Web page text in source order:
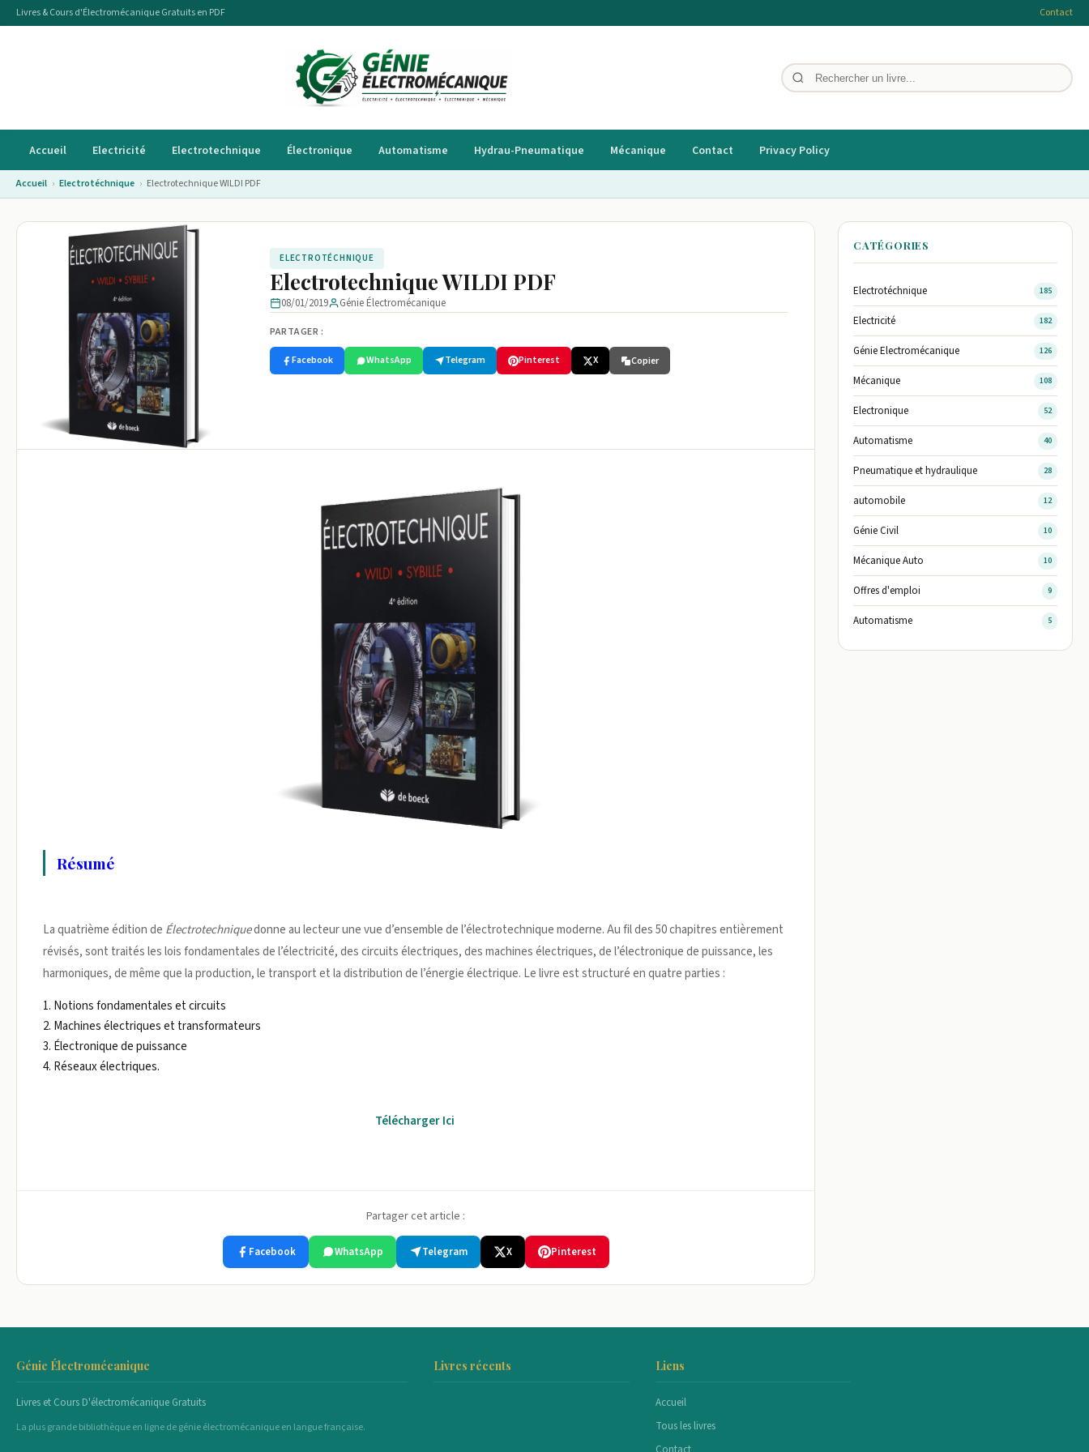
Livres & Cours d'Électromécanique Gratuits en PDF Contact
Accueil Electricité Electrotechnique Électronique Automatisme Hydrau-Pneumatique Mécanique Contact Privacy Policy
Accueil › Electrotéchnique › Electrotechnique WILDI PDF
ELECTROTÉCHNIQUE
Electrotechnique WILDI PDF
08/01/2019 Génie Électromécanique
PARTAGER :
Facebook WhatsApp Telegram Pinterest X Copier
Résumé
La quatrième édition de Électrotechniquedonne au lecteur une vue d’ensemble de l’électrotechnique moderne. Au fil des 50 chapitres entièrement
révisés, sont traités les lois fondamentales de l’électricité, des circuits électriques, des machines électriques, de l’électronique de puissance, les
harmoniques, de même que la production, le transport et la distribution de l’énergie électrique. Le livre est structuré en quatre parties :
1. Notions fondamentales et circuits
2. Machines électriques et transformateurs
3. Électronique de puissance
4. Réseaux électriques.
Télécharger Ici
Partager cet article :
Facebook WhatsApp Telegram X Pinterest
CATÉGORIES
Electrotéchnique 185
Electricité 182
Génie Electromécanique 126
Mécanique 108
Electronique 52
Automatisme 40
Pneumatique et hydraulique 28
automobile 12
Génie Civil 10
Mécanique Auto 10
Offres d'emploi 9
Automatisme 5
Génie Électromécanique
Livres et Cours D'électromécanique Gratuits
La plus grande bibliothèque en ligne de génie électromécanique en langue française.
Livres récents Liens
Accueil
Tous les livres